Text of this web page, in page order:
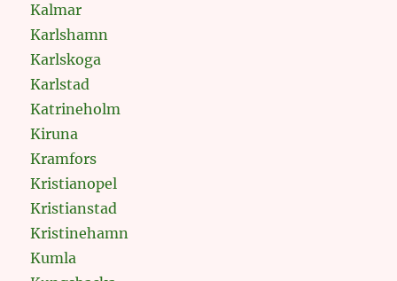
Kalmar
Karlshamn
Karlskoga
Karlstad
Katrineholm
Kiruna
Kramfors
Kristianopel
Kristianstad
Kristinehamn
Kumla